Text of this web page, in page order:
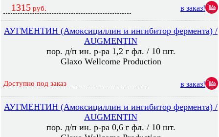
1315 руб. в заказ!
АУГМЕНТИН (Амоксициллин и ингибитор фермента) /
AUGMENTIN
пор. д/п ин. р-ра 1,2 г фл. / 10 шт.
Glaxo Wellcome Production
Доступно под заказ в заказ!
АУГМЕНТИН (Амоксициллин и ингибитор фермента) /
AUGMENTIN
пор. д/п ин. р-ра 0,6 г фл. / 10 шт.